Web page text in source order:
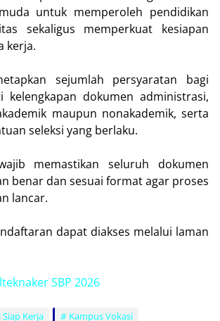
untuk memperoleh pendidikan
sekaligus memperkuat kesiapan
kerja.
sejumlah persyaratan bagi
kelengkapan dokumen administrasi,
maupun nonakademik, serta
seleksi yang berlaku.
memastikan seluruh dokumen
benar dan sesuai format agar proses
lancar.
dapat diakses melalui laman
SBP 2026
Kerja
Kampus Vokasi